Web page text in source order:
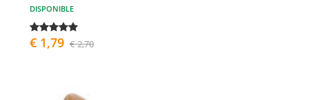
DISPONIBLE
€ 1,79 € 2,70